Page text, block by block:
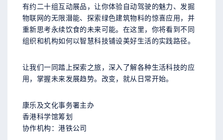
有约二十组互动展品，让你体验自动驾驶的魅力、发掘
物联网的无限潜能、探索绿色建筑物料的惊喜应用，并
重新思考永续饮食的未来可能。在这里，你将看到不同
组织和机构如何以智慧科技铺设美好生活的实践路径。
让我们一同踏上探索之旅，深入了解各种生活科技的应
用，掌握未来发展趋势。改变，就从日常开始。
康乐及文化事务署主办
香港科学馆筹划
协作机构：港铁公司